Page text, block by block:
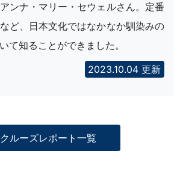
ンナ・マリー・セウェルさん。定番
ど、日本文化ではなかなか馴染みの
て知ることができました。
2023.10.04 更新
クルーズレポート一覧